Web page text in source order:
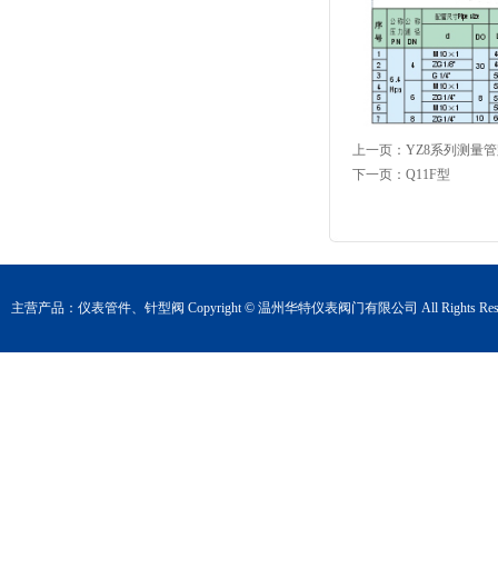
上一页： YZ8系列测量
下一页： Q11F型
主营产品： 仪表管件、 针型阀 Copyright © 温州华特仪表阀门有限公司 All Rights